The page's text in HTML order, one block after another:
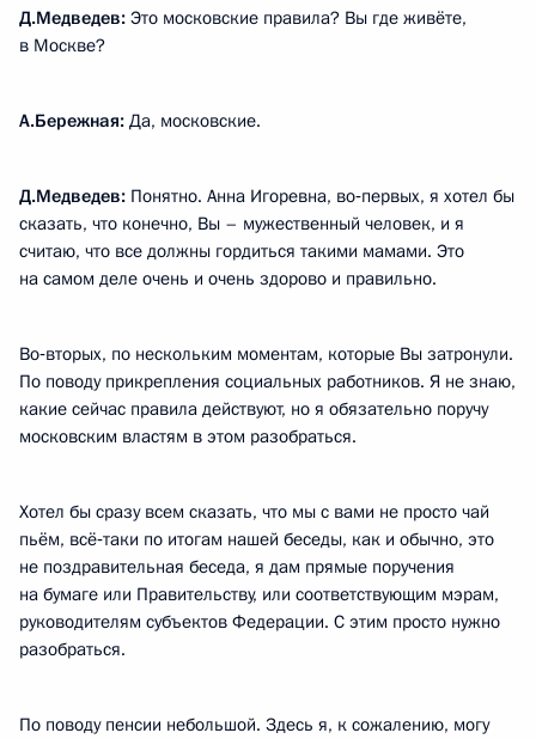
Д.Медведев: Это московские правила? Вы где живёте,
в Москве?
А.Бережная: Да, московские.
Д.Медведев: Понятно. Анна Игоревна, во‑первых, я хотел бы
сказать, что конечно, Вы – мужественный человек, и я
считаю, что все должны гордиться такими мамами. Это
на самом деле очень и очень здорово и правильно.
Во‑вторых, по нескольким моментам, которые Вы затронули.
По поводу прикрепления социальных работников. Я не знаю,
какие сейчас правила действуют, но я обязательно поручу
московским властям в этом разобраться.
Хотел бы сразу всем сказать, что мы с вами не просто чай
пьём, всё‑таки по итогам нашей беседы, как и обычно, это
не поздравительная беседа, я дам прямые поручения
на бумаге или Правительству, или соответствующим мэрам,
руководителям субъектов Федерации. С этим просто нужно
разобраться.
По поводу пенсии небольшой. Здесь я, к сожалению, могу